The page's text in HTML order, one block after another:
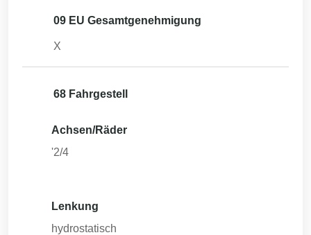
09 EU Gesamtgenehmigung
X
68 Fahrgestell
Achsen/Räder
'2/4
Lenkung
hydrostatisch